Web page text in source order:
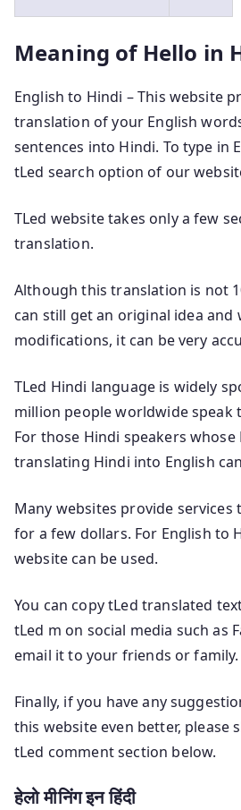
Meaning of Hello in
English to Hindi – This website
translation of your English
sentences into Hindi. To type in
tLed search option of our
TLed website takes only a few
translation.
Although this translation is not
can still get an original idea and
modifications, it can be very
TLed Hindi language is widely
million people worldwide speak
For those Hindi speakers
translating Hindi into English
Many websites provide services
for a few dollars. For English to
website can be used.
You can copy tLed translated
tLed m on social media such as
email it to your friends or family.
Finally, if you have any
this website even better, please
tLed comment section below.
हेलो मीनिंग इन हिंदी